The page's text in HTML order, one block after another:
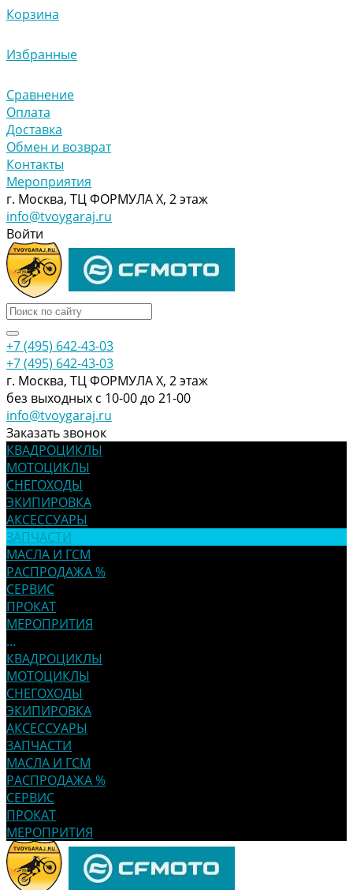
Корзина
Избранные
Сравнение
Оплата
Доставка
Обмен и возврат
Контакты
Мероприятия
г. Москва, ТЦ ФОРМУЛА Х, 2 этаж
info@tvoygaraj.ru
Войти
+7 (495) 642-43-03
+7 (495) 642-43-03
г. Москва, ТЦ ФОРМУЛА Х, 2 этаж
без выходных с 10-00 до 21-00
info@tvoygaraj.ru
Заказать звонок
КВАДРОЦИКЛЫ
МОТОЦИКЛЫ
СНЕГОХОДЫ
ЭКИПИРОВКА
АКСЕССУАРЫ
ЗАПЧАСТИ
МАСЛА И ГСМ
РАСПРОДАЖА %
СЕРВИС
ПРОКАТ
МЕРОПРИТИЯ
...
КВАДРОЦИКЛЫ
МОТОЦИКЛЫ
СНЕГОХОДЫ
ЭКИПИРОВКА
АКСЕССУАРЫ
ЗАПЧАСТИ
МАСЛА И ГСМ
РАСПРОДАЖА %
СЕРВИС
ПРОКАТ
МЕРОПРИТИЯ